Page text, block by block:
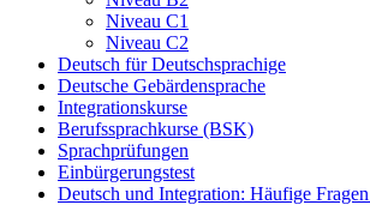
Niveau C1
Niveau C2
Deutsch für Deutschsprachige
Deutsche Gebärdensprache
Integrationskurse
Berufssprachkurse (BSK)
Sprachprüfungen
Einbürgerungstest
Deutsch und Integration: Häufige